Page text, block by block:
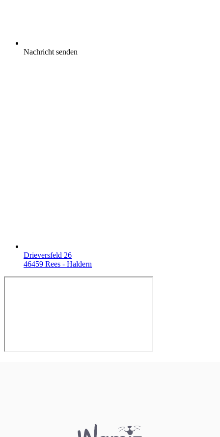
Nachricht senden
Drieversfeld 26
46459 Rees - Haldern